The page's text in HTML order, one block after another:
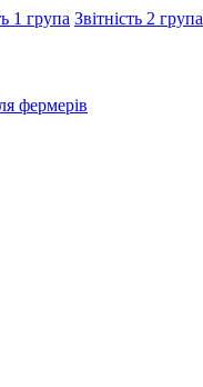
1 група Звітність 2 група
фермерів